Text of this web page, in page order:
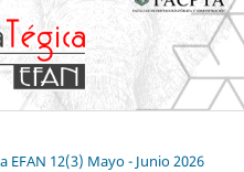
EFAN 12(3) Mayo - Junio 2026